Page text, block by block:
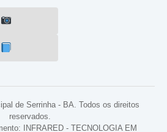
de Serrinha - BA. Todos os direitos
reservados.
INFRARED - TECNOLOGIA EM